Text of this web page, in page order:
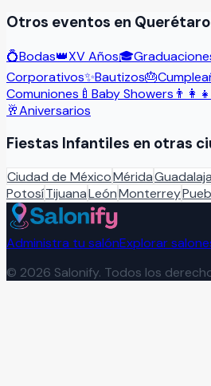
Otros eventos en Querétaro
💍Bodas👑XV Años🎓
Corporativos✨Bautizos🎂
Comuniones 🍼 Baby Showers
🥂Aniversarios
Fiestas Infantiles en otras
Ciudad de MéxicoMérida
PotosíTijuanaLeónMonterrey
Administra tu salónExplorar
© 2026 Salonify. Todos los